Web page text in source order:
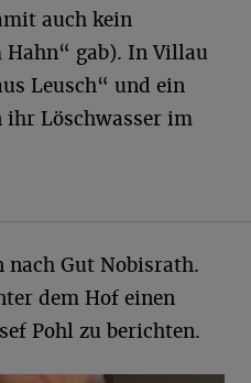
auch kein
Hahn“ gab). In Villau
Leusch“ und ein
Löschwasser im
nach Gut Nobisrath.
dem Hof einen
Pohl zu berichten.